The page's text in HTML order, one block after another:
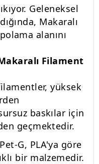
Geleneksel
Makaralı
alanını
Filament
yüksek
baskılar için
geçmektedir.
Pet-G, PLA'ya göre
bir malzemedir.